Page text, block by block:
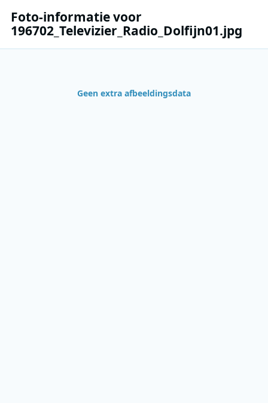
Foto-informatie voor
196702_Televizier_Radio_Dolfijn01.jpg
Geen extra afbeeldingsdata